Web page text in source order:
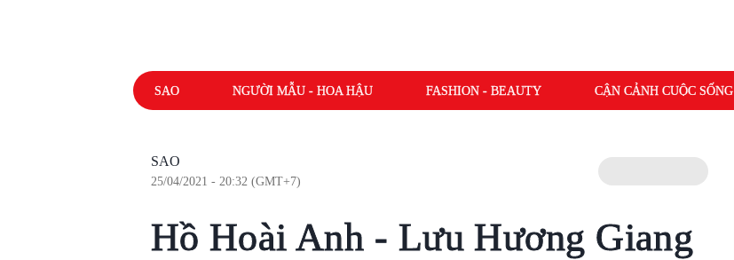
SAO NGƯỜI MẪU - HOA HẬU FASHION - BEAUTY CẬN CẢNH CUỘC SỐNG
SAO
25/04/2021 - 20:32 (GMT+7)
Hồ Hoài Anh - Lưu Hương Giang